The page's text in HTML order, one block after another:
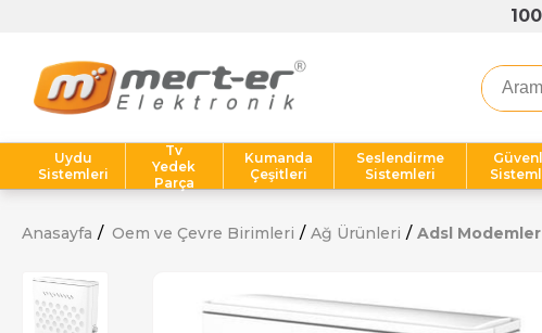
Uydu
Sistemleri
Tv
Yedek
Parça
Kumanda
Çeşitleri
Seslendirme
Sistemleri
Anasayfa Oem ve Çevre Birimleri Ağ Ürünleri Adsl Modemler